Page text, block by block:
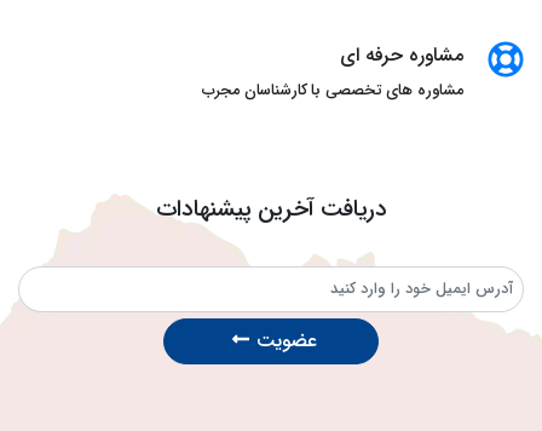
مشاوره حرفه ای
مشاوره های تخصصی با کارشناسان مجرب
دریافت آخرین پیشنهادات
عضویت